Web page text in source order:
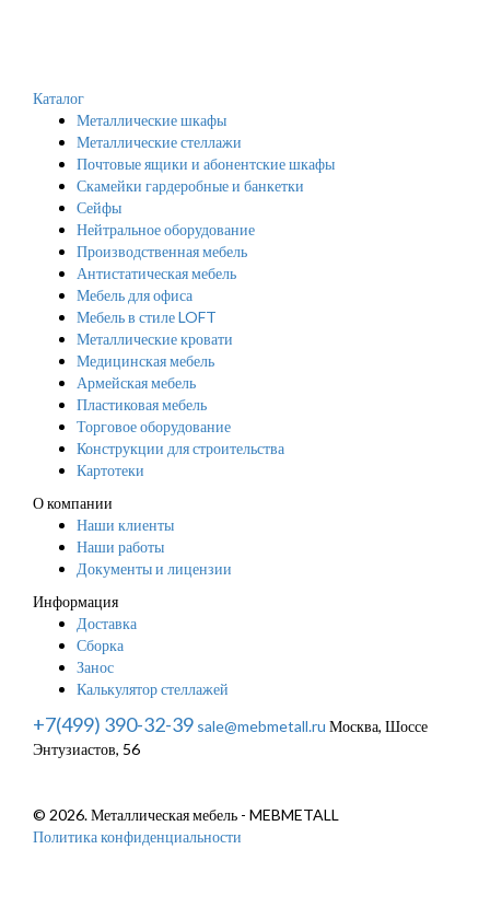
Каталог
Металлические шкафы
Металлические стеллажи
Почтовые ящики и абонентские шкафы
Скамейки гардеробные и банкетки
Сейфы
Нейтральное оборудование
Производственная мебель
Антистатическая мебель
Мебель для офиса
Мебель в стиле LOFT
Металлические кровати
Медицинская мебель
Армейская мебель
Пластиковая мебель
Торговое оборудование
Конструкции для строительства
Картотеки
О компании
Наши клиенты
Наши работы
Документы и лицензии
Информация
Доставка
Сборка
Занос
Калькулятор стеллажей
+7(499) 390-32-39 sale@mebmetall.ru Москва, Шоссе
Энтузиастов, 56
© 2026. Металлическая мебель - MEBMETALL
Политика конфиденциальности